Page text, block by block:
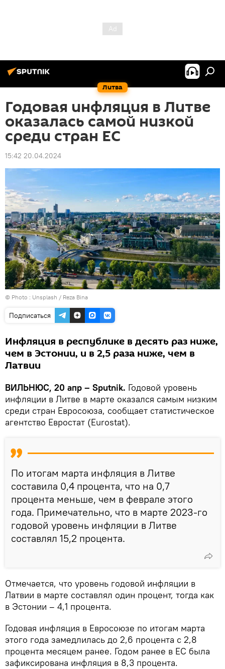
Литва
Годовая инфляция в Литве
оказалась самой низкой
среди стран ЕС
15:42 20.04.2024
© Photo : Unsplash / Reza Bina
Подписаться
Инфляция в республике в десять раз ниже,
чем в Эстонии, и в 2,5 раза ниже, чем в
Латвии
ВИЛЬНЮС, 20 апр – Sputnik. Годовой уровень
инфляции в Литве в марте оказался самым низким
среди стран Евросоюза, сообщает статистическое
агентство Евростат (Eurostat).
По итогам марта инфляция в Литве
составила 0,4 процента, что на 0,7
процента меньше, чем в феврале этого
года. Примечательно, что в марте 2023-го
годовой уровень инфляции в Литве
составлял 15,2 процента.
Отмечается, что уровень годовой инфляции в
Латвии в марте составлял один процент, тогда как
в Эстонии – 4,1 процента.
Годовая инфляция в Евросоюзе по итогам марта
этого года замедлилась до 2,6 процента с 2,8
процента месяцем ранее. Годом ранее в ЕС была
зафиксирована инфляция в 8,3 процента.